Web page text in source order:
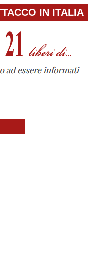
IN ITALIA